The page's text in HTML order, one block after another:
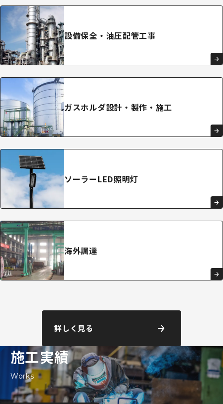
設備保全・ 油圧配管工事
ガスホルダ設計・ 製作・施工
ソーラーLED照明灯
海外調達
詳しく見る
施工実績
Works